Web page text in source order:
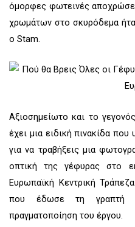
όμορφες φωτεινές
χρωμάτων στο σκυρόδεμα
ο Stam.
Αξιοσημείωτο και το
έχει μια ειδική πινακίδα
για να τραβήξεις μια
οπτική της γέφυρας στο
Ευρωπαϊκή Κεντρική
που έδωσε τη γραπτή
πραγματοποίηση του έργου.